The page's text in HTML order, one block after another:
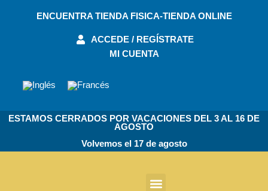
ENCUENTRA TIENDA FISICA-TIENDA ONLINE
ACCEDE / REGÍSTRATE
MI CUENTA
ESTAMOS CERRADOS POR VACACIONES DEL 3 AL 16 DE
AGOSTO
Volvemos el 17 de agosto